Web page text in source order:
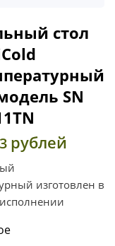
стол
SN
рублей
изготовлен в